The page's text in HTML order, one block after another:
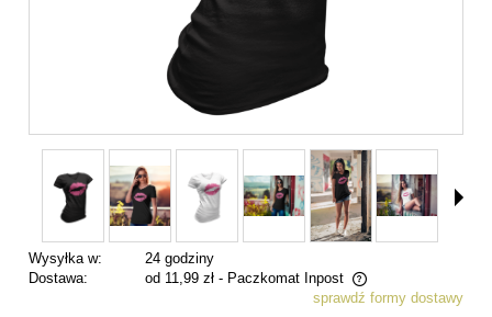
Wysyłka w:
24 godziny
Dostawa:
od 11,99 zł - Paczkomat Inpost
Cena nie zawiera ewentualnych kosztów płatnościsprawdź formy dostawy